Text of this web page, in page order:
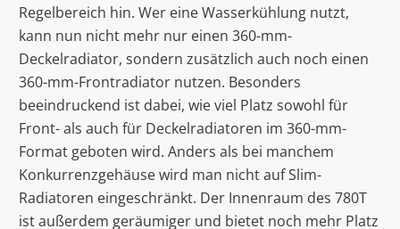
Regelbereich hin. Wer eine Wasserkühlung nutzt,
kann nun nicht mehr nur einen 360-mm-
Deckelradiator, sondern zusätzlich auch noch einen
360-mm-Frontradiator nutzen. Besonders
beeindruckend ist dabei, wie viel Platz sowohl für
Front- als auch für Deckelradiatoren im 360-mm-
Format geboten wird. Anders als bei manchem
Konkurrenzgehäuse wird man nicht auf Slim-
Radiatoren eingeschränkt. Der Innenraum des 780T
ist außerdem geräumiger und bietet noch mehr Platz